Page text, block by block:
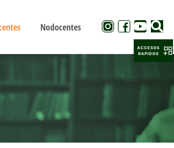
Nodocentes
ACCESOS
RAPIDOS